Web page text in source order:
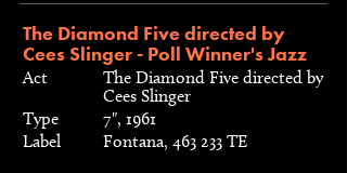
The Diamond Five directed by
Cees Slinger - Poll Winner's Jazz
Act
The Diamond Five directed by
Cees Slinger
Type
7", 1961
Label
Fontana, 463 233 TE